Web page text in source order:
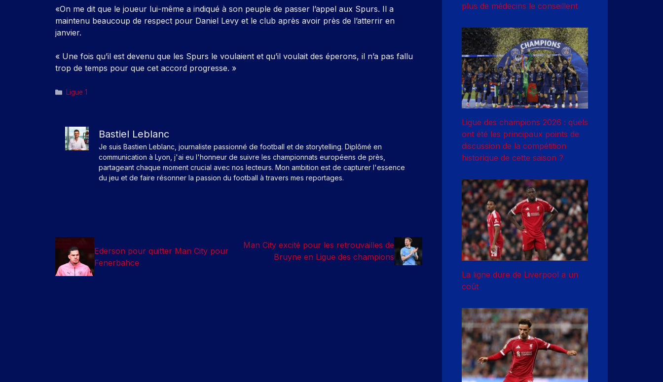
«On me dit que le joueur lui-même a indiqué à son peuple de passer l’appel aux Spurs. Il a
maintenu beaucoup de respect pour Daniel Levy et le club après avoir près de l’atterrir en
janvier.
« Une fois qu’il est devenu que les Spurs le voulaient et qu’il voulait des éperons, il n’a pas fallu
trop de temps pour que cet accord progresse. »
Catégories
Ligue 1
Bastiel Leblanc
Je suis Bastien Leblanc, journaliste passionné de football et de storytelling. Diplômé en
communication à Lyon, j'ai eu l'honneur de suivre les championnats européens de près,
partageant chaque moment crucial avec nos lecteurs. Mon ambition est de capturer l'essence
du jeu et de faire résonner la passion du football à travers mes reportages.
Ederson pour quitter Man City pour
Fenerbahce
Man City excité pour les retrouvailles de
Bruyne en Ligue des champions
plus de médecins le conseillent
Ligue des champions 2026 : quels
ont été les principaux points de
discussion de la compétition
historique de cette saison ?
La ligne dure de Liverpool a un
coût